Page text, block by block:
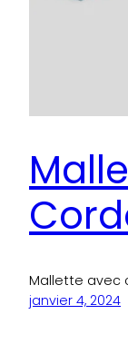
Mallette avec
janvier 4, 2024